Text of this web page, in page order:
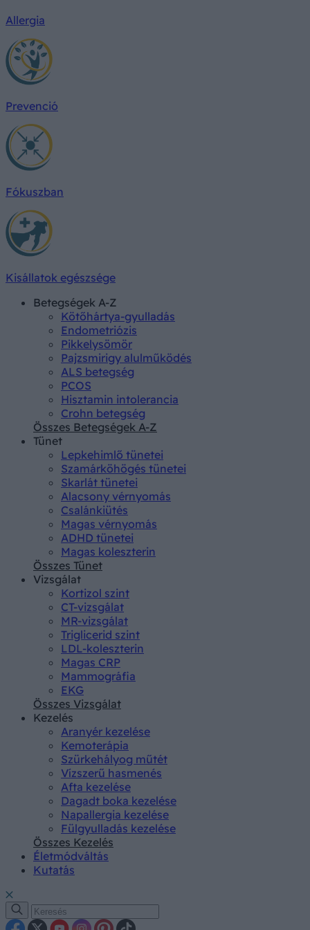
Allergia
Prevenció
Fókuszban
Kisállatok egészsége
Betegségek A-Z
Kötőhártya-gyulladás
Endometriózis
Pikkelysömör
Pajzsmirigy alulműködés
ALS betegség
PCOS
Hisztamin intolerancia
Crohn betegség
Összes Betegségek A-Z
Tünet
Lepkehimlő tünetei
Szamárköhögés tünetei
Skarlát tünetei
Alacsony vérnyomás
Csalánkiütés
Magas vérnyomás
ADHD tünetei
Magas koleszterin
Összes Tünet
Vizsgálat
Kortizol szint
CT-vizsgálat
MR-vizsgálat
Triglicerid szint
LDL-koleszterin
Magas CRP
Mammográfia
EKG
Összes Vizsgálat
Kezelés
Aranyér kezelése
Kemoterápia
Szürkehályog műtét
Vízszerű hasmenés
Afta kezelése
Dagadt boka kezelése
Napallergia kezelése
Fülgyulladás kezelése
Összes Kezelés
Életmódváltás
Kutatás